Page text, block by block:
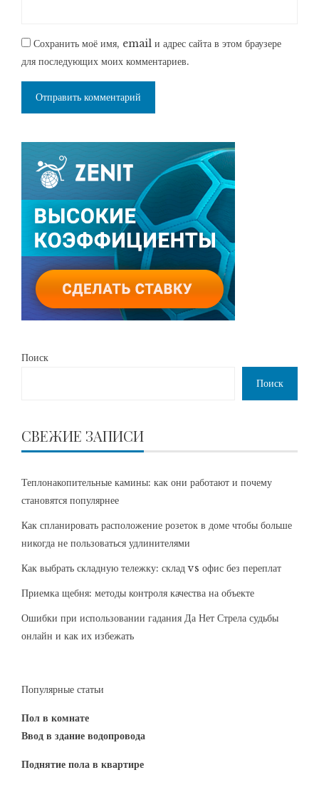
Сохранить моё имя, email и адрес сайта в этом браузере
для последующих моих комментариев.
Поиск
Поиск
СВЕЖИЕ ЗАПИСИ
Теплонакопительные камины: как они работают и почему
становятся популярнее
Как спланировать расположение розеток в доме чтобы больше
никогда не пользоваться удлинителями
Как выбрать складную тележку: склад vs офис без переплат
Приемка щебня: методы контроля качества на объекте
Ошибки при использовании гадания Да Нет Стрела судьбы
онлайн и как их избежать
Популярные статьи
Пол в комнате
Ввод в здание водопровода
Поднятие пола в квартире